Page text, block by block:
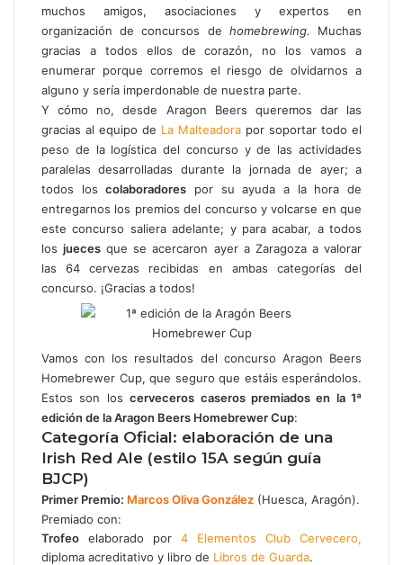
r
e
o
e
l
e
c
t
r
ó
n
i
muchos amigos, asociaciones y expertos en
organización de concursos de homebrewing. Muchas
gracias a todos ellos de corazón, no los vamos a
enumerar porque corremos el riesgo de olvidarnos a
alguno y sería imperdonable de nuestra parte.
Y cómo no, desde Aragon Beers queremos dar las
gracias al equipo de La Malteadora por soportar todo el
peso de la logística del concurso y de las actividades
paralelas desarrolladas durante la jornada de ayer; a
todos loscolaboradores por su ayuda a la hora de
entregarnos los premios del concurso y volcarse en que
este concurso saliera adelante; y para acabar, a todos
losjueces que se acercaron ayer a Zaragoza a valorar
las 64 cervezas recibidas en ambas categorías del
concurso. ¡Gracias a todos!
Vamos con los resultados del concurso Aragon Beers
Homebrewer Cup, que seguro que estáis esperándolos.
Estos son loscerveceros caseros premiados en la 1ª
edición de la Aragon Beers Homebrewer Cup:
Categoría Oficial: elaboración de una
Irish Red Ale (estilo 15A según guía
BJCP)
Primer Premio: Marcos Oliva González (Huesca, Aragón).
Premiado con:
Trofeo elaborado por 4 Elementos Club Cervecero,
diploma acreditativo y libro de Libros de Guarda.